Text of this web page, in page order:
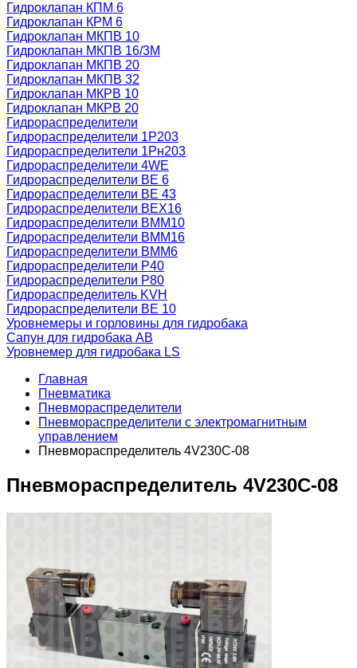
Гидроклапан КПМ 6
Гидроклапан КРМ 6
Гидроклапан МКПВ 10
Гидроклапан МКПВ 16/3М
Гидроклапан МКПВ 20
Гидроклапан МКПВ 32
Гидроклапан МКРВ 10
Гидроклапан МКРВ 20
Гидрораспределители
Гидрораспределители 1Р203
Гидрораспределители 1Рн203
Гидрораспределители 4WE
Гидрораспределители ВЕ 6
Гидрораспределители ВЕ 43
Гидрораспределители ВЕХ16
Гидрораспределители ВММ10
Гидрораспределители ВММ16
Гидрораспределители ВММ6
Гидрораспределители Р40
Гидрораспределители Р80
Гидрораспределитель KVH
Гидрораспределители ВЕ 10
Уровнемеры и горловины для гидробака
Сапун для гидробака АВ
Уровнемер для гидробака LS
Главная
Пневматика
Пневмораспределители
Пневмораспределители с электромагнитным
управлением
Пневмораспределитель 4V230C-08
Пневмораспределитель 4V230C-08